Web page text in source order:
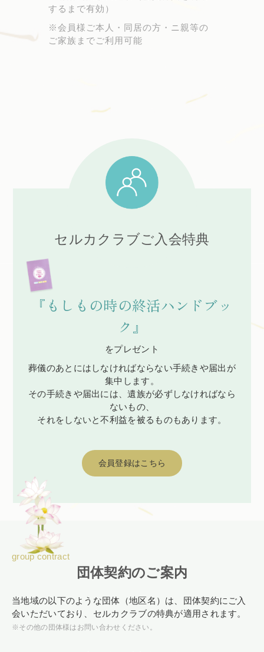
するまで有効）
※会員様ご本人・同居の方・ニ親等の
ご家族までご利用可能
セルカクラブご入会特典
『もしもの時の終活ハンドブッ
ク』
をプレゼント
葬儀のあとにはしなければならない手続きや届出が
集中します。
その手続きや届出には、遺族が必ずしなければなら
ないもの、
それをしないと不利益を被るものもあります。
会員登録はこちら
group contract
団体契約のご案内
当地域の以下のような団体（地区名）は、団体契約にご入
会いただいており、セルカクラブの特典が適用されます。
※その他の団体様はお問い合わせください。